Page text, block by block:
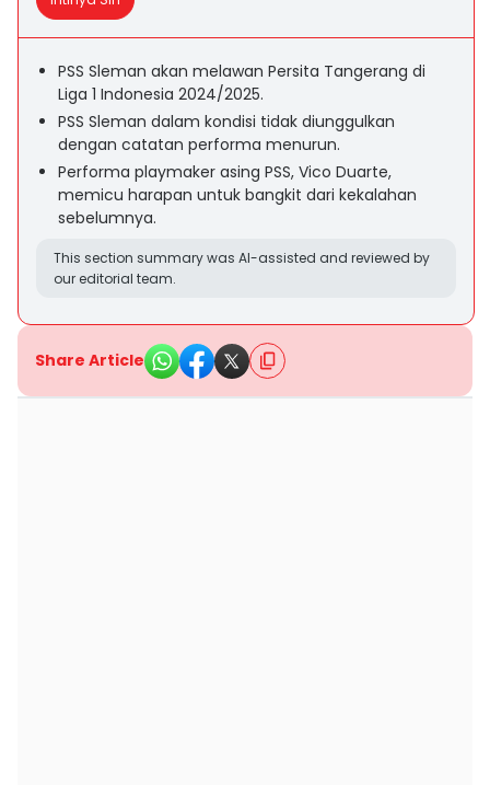
PSS Sleman akan melawan Persita Tangerang di
Liga 1 Indonesia 2024/2025.
PSS Sleman dalam kondisi tidak diunggulkan
dengan catatan performa menurun.
Performa playmaker asing PSS, Vico Duarte,
memicu harapan untuk bangkit dari kekalahan
sebelumnya.
This section summary was AI-assisted and reviewed by
our editorial team.
Share Article